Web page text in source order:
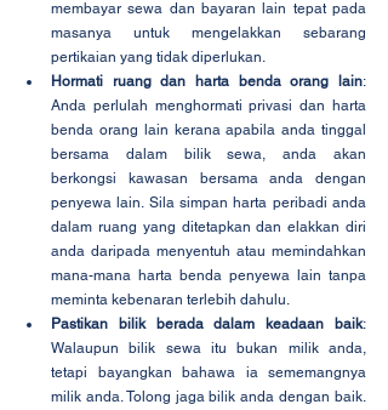
membayar sewa dan bayaran lain tepat pada
masanya untuk mengelakkan sebarang
pertikaian yang tidak diperlukan.
Hormati ruang dan harta benda orang lain:
Anda perlulah menghormati privasi dan harta
benda orang lain kerana apabila anda tinggal
bersama dalam bilik sewa, anda akan
berkongsi kawasan bersama anda dengan
penyewa lain. Sila simpan harta peribadi anda
dalam ruang yang ditetapkan dan elakkan diri
anda daripada menyentuh atau memindahkan
mana-mana harta benda penyewa lain tanpa
meminta kebenaran terlebih dahulu.
Pastikan bilik berada dalam keadaan baik:
Walaupun bilik sewa itu bukan milik anda,
tetapi bayangkan bahawa ia sememangnya
milik anda. Tolong jaga bilik anda dengan baik.